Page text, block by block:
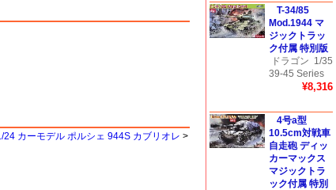
24 カーモデル ポルシェ 944S カブリオレ >
T-34/85
Mod.1944 マ
ジックトラッ
ク付属 特別版
ドラゴン 1/35
39-45 Series
¥8,316
4号a型
10.5cm対戦車
自走砲 ディッ
カーマックス
マジックトラ
ック付属 特別